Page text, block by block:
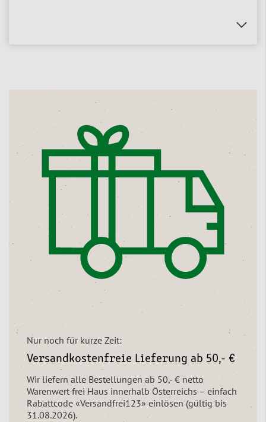
Nur noch für kurze Zeit:
Versandkostenfreie Lieferung ab 50,- €
Wir liefern alle Bestellungen ab 50,- € netto
Warenwert frei Haus innerhalb Österreichs – einfach
Rabattcode «Versandfrei123» einlösen (gültig bis
31.08.2026).